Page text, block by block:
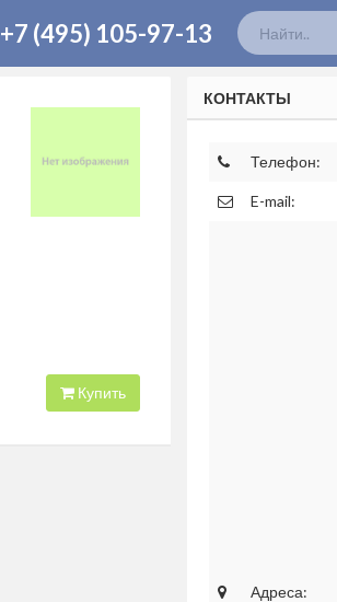
+7 (495) 105-97-13
Купить
КОНТАКТЫ
Телефон:
E-mail:
Адреса: